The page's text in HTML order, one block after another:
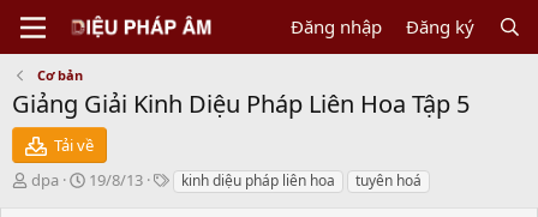
Đăng nhập Đăng ký
Cơ bản
Giảng Giải Kinh Diệu Pháp Liên Hoa Tập 5
Tải về
N
dpa
C19/8/13
T kinh diệu pháp liên hoa tuyên hoá